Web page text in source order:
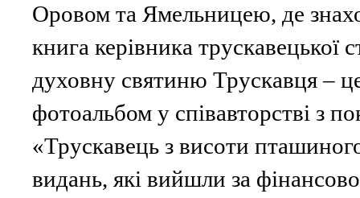
Оровом та Ямельницею, де
книга керівника трускавецької
духовну святиню Трускавця –
фотоальбом у співавторстві з
«Трускавець з висоти
видань, які вийшли за